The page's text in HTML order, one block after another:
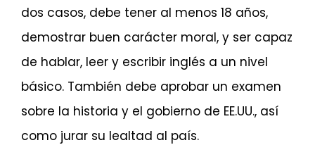
dos casos, debe tener al menos 18 años,
demostrar buen carácter moral, y ser capaz
de hablar, leer y escribir inglés a un nivel
básico. También debe aprobar un examen
sobre la historia y el gobierno de EE.UU., así
como jurar su lealtad al país.